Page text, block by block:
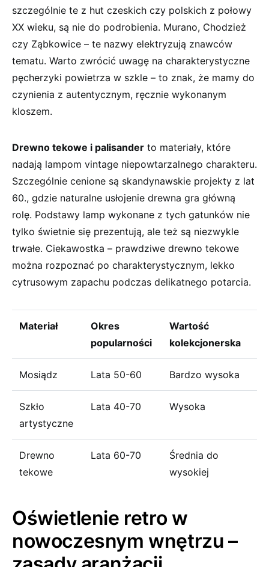
szczególnie te z hut czeskich czy polskich z połowy
⁢XX wieku,‌ są nie do‍ podrobienia. Murano, ⁤Chodzież
czy ​Ząbkowice⁢ – te nazwy ⁤elektryzują znawców
tematu. Warto zwrócić uwagę na⁢ charakterystyczne‍
pęcherzyki powietrza w szkle – to znak, że mamy do
czynienia z autentycznym, ręcznie wykonanym
kloszem.
Drewno tekowe i palisander to materiały, które
nadają lampom ⁤vintage niepowtarzalnego charakteru.⁣
Szczególnie cenione są skandynawskie⁣ projekty z ​lat
60., gdzie naturalne usłojenie drewna⁢ gra główną
‍rolę. Podstawy‍ lamp wykonane z tych gatunków nie
tylko świetnie się prezentują, ‌ale też są ⁤niezwykle
trwałe. Ciekawostka – prawdziwe drewno tekowe
można⁤ rozpoznać po charakterystycznym, lekko
cytrusowym‌ zapachu ⁢podczas delikatnego⁣ potarcia.
Materiał
Okres​
popularności
Wartość
kolekcjonerska
Mosiądz Lata 50-60 Bardzo wysoka
Szkło
artystyczne
Lata 40-70 Wysoka
Drewno
tekowe
Lata 60-70
Średnia do
wysokiej
Oświetlenie retro‌ w
nowoczesnym wnętrzu –